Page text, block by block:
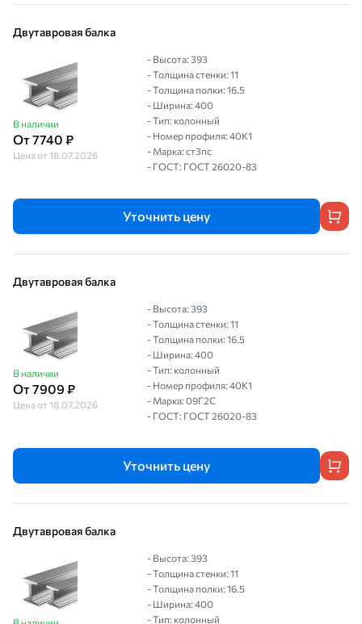
Двутавровая балка
В наличии
От 7740 ₽
Цена от 18.07.2026
- Высота: 393
- Толщина стенки: 11
- Толщина полки: 16.5
- Ширина: 400
- Тип: колонный
- Номер профиля: 40К1
- Марка: ст3пс
- ГОСТ: ГОСТ 26020-83
Уточнить цену
Двутавровая балка
В наличии
От 7909 ₽
Цена от 18.07.2026
- Высота: 393
- Толщина стенки: 11
- Толщина полки: 16.5
- Ширина: 400
- Тип: колонный
- Номер профиля: 40К1
- Марка: 09Г2С
- ГОСТ: ГОСТ 26020-83
Уточнить цену
Двутавровая балка
- Высота: 393
- Толщина стенки: 11
- Толщина полки: 16.5
- Ширина: 400
- Тип: колонный